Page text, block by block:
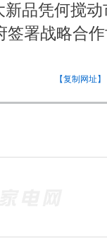
新品凭何搅
签署战略合
【复制网址】